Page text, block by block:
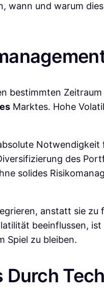
wann und warum
bestimmten
Marktes. Hohe
des
solides
anstatt sie zu
beeinflussen,
Spiel zu bleiben.